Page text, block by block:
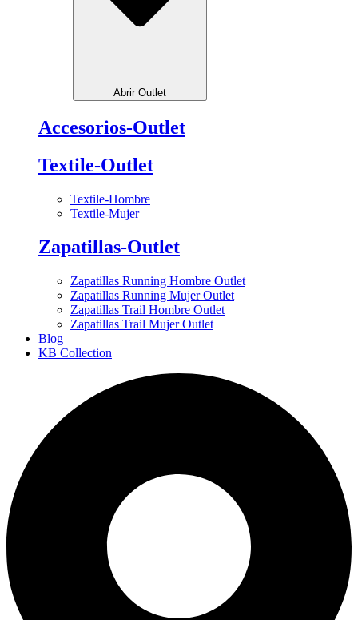
Abrir Outlet
Accesorios-Outlet
Textile-Outlet
Textile-Hombre
Textile-Mujer
Zapatillas-Outlet
Zapatillas Running Hombre Outlet
Zapatillas Running Mujer Outlet
Zapatillas Trail Hombre Outlet
Zapatillas Trail Mujer Outlet
Blog
KB Collection